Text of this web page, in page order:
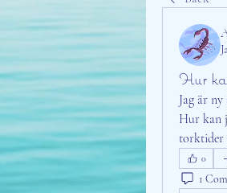
Hur
Jag är
Hur kan
torktider
0
1